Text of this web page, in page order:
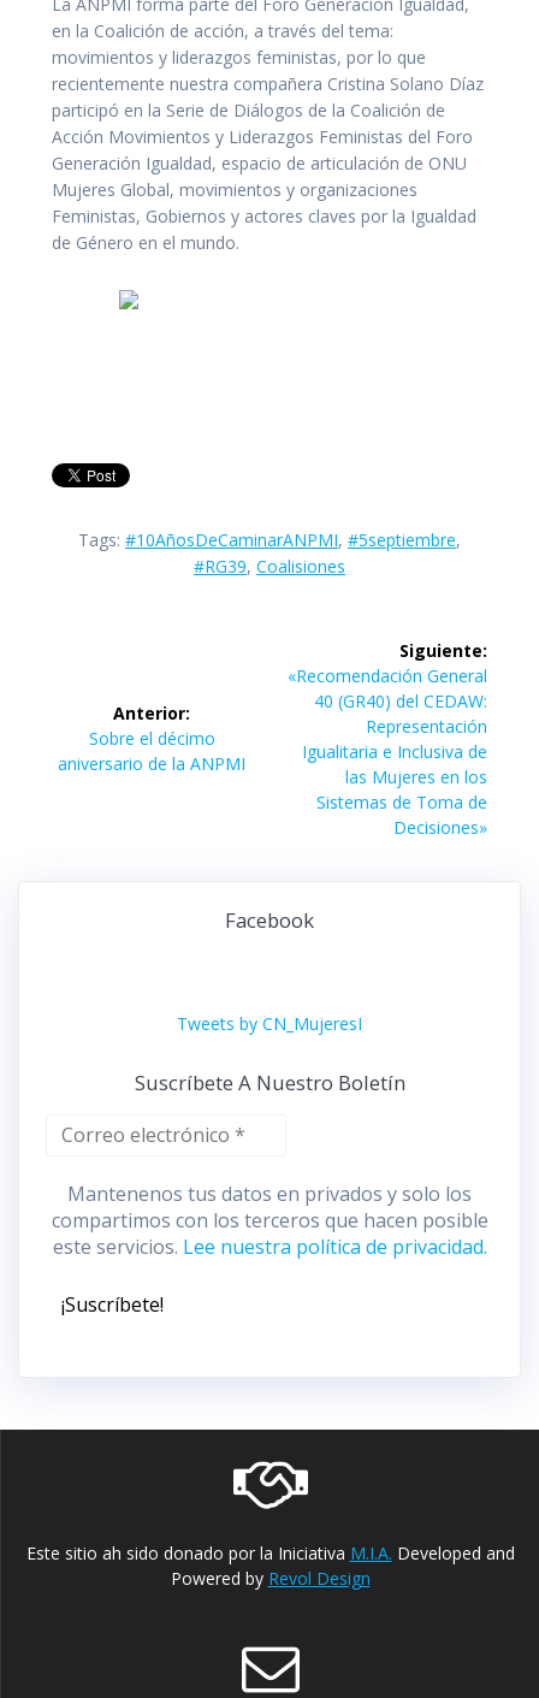
en la Coalición de acción, a través del tema:
movimientos y liderazgos feministas, por lo que
recientemente nuestra compañera Cristina Solano Díaz
participó en la Serie de Diálogos de la Coalición de
Acción Movimientos y Liderazgos Feministas del Foro
Generación Igualdad, espacio de articulación de ONU
Mujeres Global, movimientos y organizaciones
Feministas, Gobiernos y actores claves por la Igualdad
de Género en el mundo.
Tags: #10AñosDeCaminarANPMI, #5septiembre,
#RG39, Coalisiones
entradas
Anterior:
Entrada
anterior:
Sobre el décimo
aniversario de la ANPMI
Siguiente:
Siguiente
entrada:
«Recomendación General
40 (GR40) del CEDAW:
Representación
Igualitaria e Inclusiva de
las Mujeres en los
Sistemas de Toma de
Decisiones»
Facebook
Tweets by CN_MujeresI
Suscríbete A Nuestro Boletín
Mantenenos tus datos en privados y solo los
compartimos con los terceros que hacen posible
este servicios. Lee nuestra política de privacidad.
Este sitio ah sido donado por la Iniciativa M.I.A. Developed and
Powered by Revol Design